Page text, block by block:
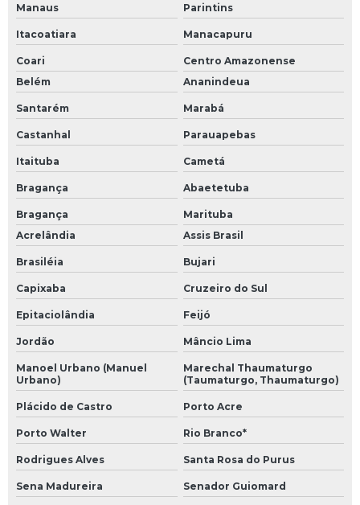
Manaus
Parintins
Itacoatiara Manacapuru
Coari
Centro Amazonense
Belém
Ananindeua
Santarém Marabá
Castanhal Parauapebas
Itaituba Cametá
Bragança Abaetetuba
Bragança
Marituba
Acrelândia
Assis Brasil
Brasiléia Bujari
Capixaba Cruzeiro do Sul
Epitaciolândia Feijó
Jordão Mâncio Lima
Manoel Urbano (Manuel
Urbano)
Marechal Thaumaturgo
(Taumaturgo, Thaumaturgo)
Plácido de Castro Porto Acre
Porto Walter Rio Branco*
Rodrigues Alves Santa Rosa do Purus
Sena Madureira Senador Guiomard